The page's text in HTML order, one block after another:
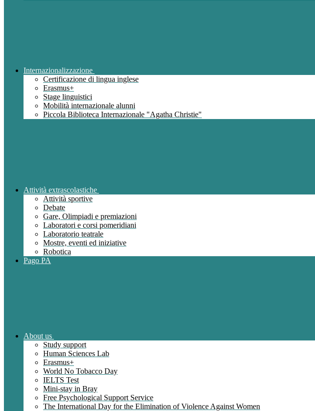
Internazionalizzazione
Certificazione di lingua inglese
Erasmus+
Stage linguistici
Mobilità internazionale alunni
Piccola Biblioteca Internazionale "Agatha Christie"
Attività extrascolastiche
Attività sportive
Debate
Gare, Olimpiadi e premiazioni
Laboratori e corsi pomeridiani
Laboratorio teatrale
Mostre, eventi ed iniziative
Robotica
Pago PA
About us
Study support
Human Sciences Lab
Erasmus+
World No Tobacco Day
IELTS Test
Mini-stay in Bray
Free Psychological Support Service
The International Day for the Elimination of Violence Against Women